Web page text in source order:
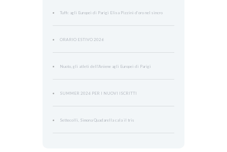
Tuffi: agli Europei di Parigi Elisa Pizzini d’oro nel sincro
ORARIO ESTIVO 2026
Nuoto, gli atleti dell’Aniene agli Europei di Parigi
SUMMER 2026 PER I NUOVI ISCRITTI
Settecolli, Simona Quadarella cala il tris